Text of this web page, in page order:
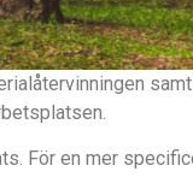
För en mer